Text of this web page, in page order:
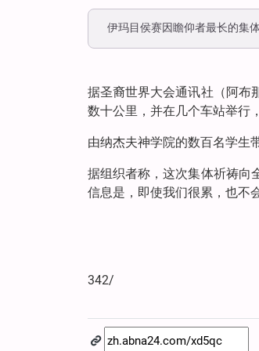
伊玛目侯赛因瞻仰者最长的集
据圣裔世界大会通讯社（阿布
数十公里，并在几个车站举行
由纳杰夫神学院的数百名学生
据组织者称，这次集体祈祷向
信息是，即使我们很累，也不
342/